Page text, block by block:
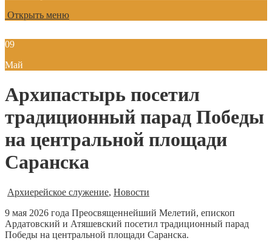
Открыть меню
09
Май
Архипастырь посетил
традиционный парад Победы
на центральной площади
Саранска
Архиерейское служение, Новости
9 мая 2026 года Преосвященнейший Мелетий, епископ
Ардатовский и Атяшевский посетил традиционный парад
Победы на центральной площади Саранска.